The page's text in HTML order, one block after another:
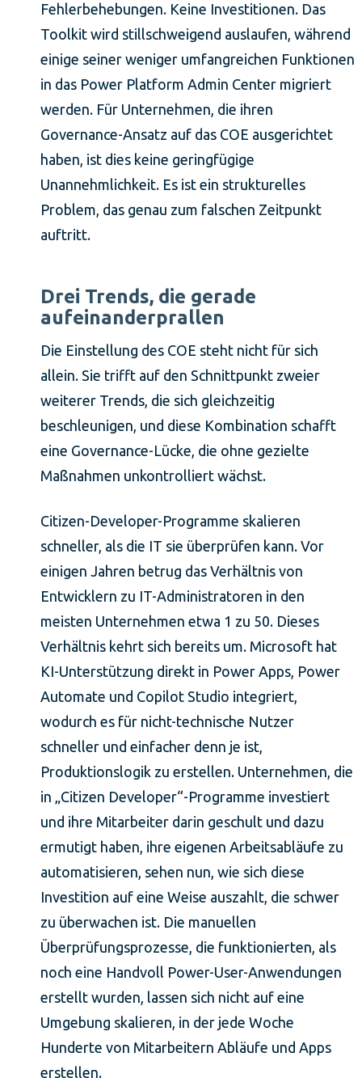
Fehlerbehebungen. Keine Investitionen. Das
Toolkit wird stillschweigend auslaufen, während
einige seiner weniger umfangreichen Funktionen
in das Power Platform Admin Center migriert
werden. Für Unternehmen, die ihren
Governance-Ansatz auf das COE ausgerichtet
haben, ist dies keine geringfügige
Unannehmlichkeit. Es ist ein strukturelles
Problem, das genau zum falschen Zeitpunkt
auftritt.
Drei Trends, die gerade
aufeinanderprallen
Die Einstellung des COE steht nicht für sich
allein. Sie trifft auf den Schnittpunkt zweier
weiterer Trends, die sich gleichzeitig
beschleunigen, und diese Kombination schafft
eine Governance-Lücke, die ohne gezielte
Maßnahmen unkontrolliert wächst.
Citizen-Developer-Programme skalieren
schneller, als die IT sie überprüfen kann. Vor
einigen Jahren betrug das Verhältnis von
Entwicklern zu IT-Administratoren in den
meisten Unternehmen etwa 1 zu 50. Dieses
Verhältnis kehrt sich bereits um. Microsoft hat
KI-Unterstützung direkt in Power Apps, Power
Automate und Copilot Studio integriert,
wodurch es für nicht-technische Nutzer
schneller und einfacher denn je ist,
Produktionslogik zu erstellen. Unternehmen, die
in „Citizen Developer“-Programme investiert
und ihre Mitarbeiter darin geschult und dazu
ermutigt haben, ihre eigenen Arbeitsabläufe zu
automatisieren, sehen nun, wie sich diese
Investition auf eine Weise auszahlt, die schwer
zu überwachen ist. Die manuellen
Überprüfungsprozesse, die funktionierten, als
noch eine Handvoll Power-User-Anwendungen
erstellt wurden, lassen sich nicht auf eine
Umgebung skalieren, in der jede Woche
Hunderte von Mitarbeitern Abläufe und Apps
erstellen.